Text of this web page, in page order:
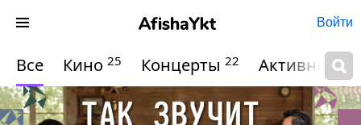
Войти
Все Кино 25 Концерты 22 Активный